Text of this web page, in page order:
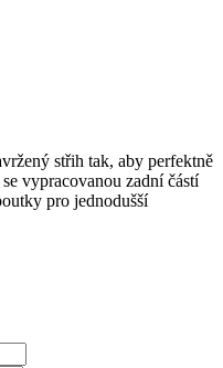
střih tak, aby perfektně
vypracovanou zadní částí
pro jednodušší